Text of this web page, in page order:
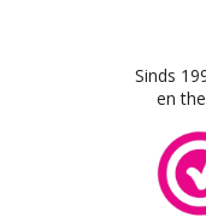
Sinds
en